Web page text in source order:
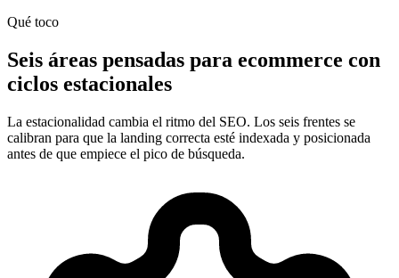
Qué toco
Seis áreas pensadas para ecommerce con
ciclos estacionales
La estacionalidad cambia el ritmo del SEO. Los seis frentes se
calibran para que la landing correcta esté indexada y posicionada
antes de que empiece el pico de búsqueda.